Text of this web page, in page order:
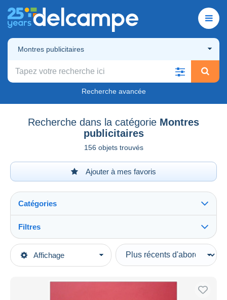
Montres publicitaires
Recherche avancée
Recherche dans la catégorie Montres
publicitaires
156 objets trouvés
Ajouter à mes favoris
Affichage
Catégories
Catégories principales
Filtres
Types de vente
En cours
Prix fixes